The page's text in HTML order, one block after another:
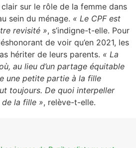
sur le rôle de la femme dans
sein du ménage. « Le CPF est
revisité », s’indigne-t-elle. Pour
de voir qu’en 2021, les
hériter de leurs parents. « La
où, au lieu d’un partage équitable
une petite partie à la fille
toujours. De quoi interpeller
de la fille », relève-t-elle.